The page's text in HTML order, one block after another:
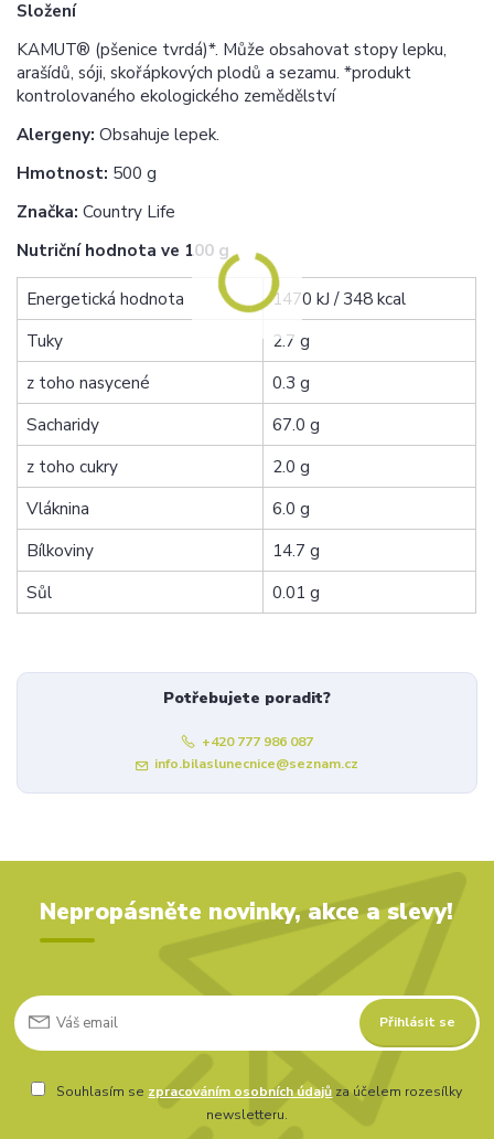
Složení
KAMUT® (pšenice tvrdá)*. Může obsahovat stopy lepku,
arašídů, sóji, skořápkových plodů a sezamu. *produkt
kontrolovaného ekologického zemědělství
Alergeny: Obsahuje lepek.
Hmotnost: 500 g
Značka: Country Life
Nutriční hodnota ve 100 g
Energetická hodnota
1470 kJ / 348 kcal
Tuky
2.7 g
z toho nasycené
0.3 g
Sacharidy
67.0 g
z toho cukry
2.0 g
Vláknina
6.0 g
Bílkoviny
14.7 g
Sůl
0.01 g
Potřebujete poradit?
+420 777 986 087
info.bilaslunecnice@seznam.cz
Nepropásněte novinky, akce a slevy!
Přihlásit se
Souhlasím se zpracováním osobních údajů za účelem rozesílky
newsletteru.